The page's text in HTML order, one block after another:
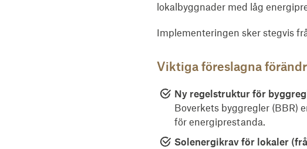
lokalbyggnader med låg
Implementeringen sker stegvis
Viktiga föreslagna
Ny regelstruktur för
Boverkets byggregler (BBR)
för energiprestanda.
Solenergikrav för lokaler